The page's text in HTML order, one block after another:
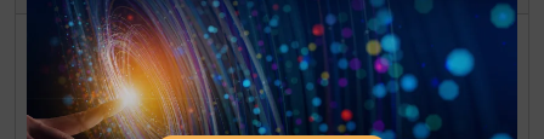
ПН
ВТ СР ЧТ ПТ
ВС
1
2 3 4
6
7 8 9 10 11